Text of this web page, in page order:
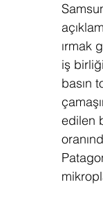
ırmak
iş
basın
edilen